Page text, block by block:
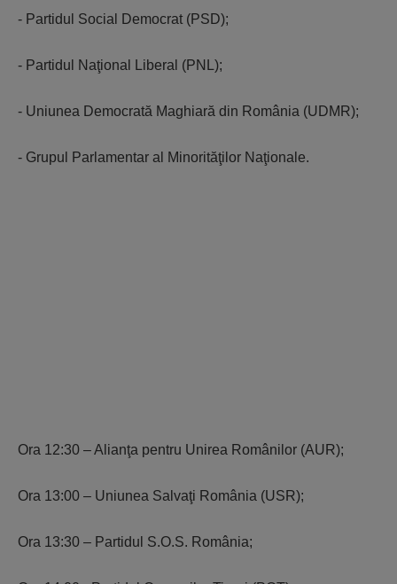
- Partidul Social Democrat (PSD);
- Partidul Naţional Liberal (PNL);
- Uniunea Democrată Maghiară din România (UDMR);
- Grupul Parlamentar al Minorităţilor Naţionale.
Ora 12:30 – Alianţa pentru Unirea Românilor (AUR);
Ora 13:00 – Uniunea Salvaţi România (USR);
Ora 13:30 – Partidul S.O.S. România;